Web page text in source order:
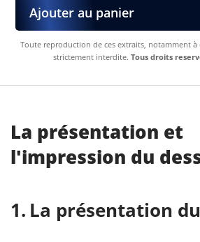
Ajouter au panier
Toute reproduction de ces extraits, notamment à
strictement interdite. Tous droits
La présentation et
l'impression du
La présentation